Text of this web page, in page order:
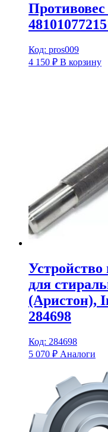
Код: pros009
4 150 ₽ В корзину
Устройство
для
(Аристон),
284698
Код: 284698
5 070 ₽ Аналоги